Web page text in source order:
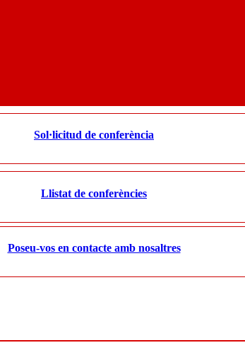
Sol·licitud de conferència
Llistat de conferències
Poseu-vos en contacte amb nosaltres